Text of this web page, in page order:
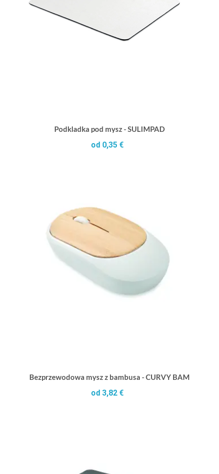
Podkladka pod mysz - SULIMPAD
od 0,35 €
Bezprzewodowa mysz z bambusa - CURVY BAM
od 3,82 €